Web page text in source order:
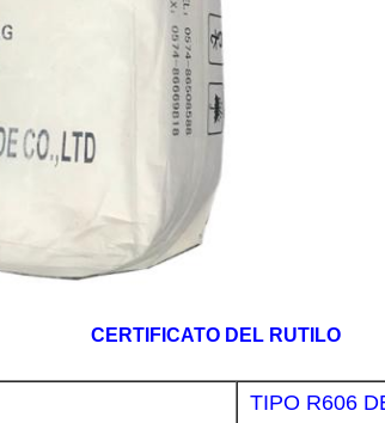
CERTIFICATO DEL RUTILO
TIPO R606